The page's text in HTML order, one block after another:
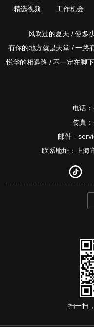
精选视频
工作机会
风吹过的夏天 / 使多
有你的地方就是天堂 / 一路
悦华的相遇路 / 不一定在脚
电话
传真
邮件：
联系地址：上海
扫一扫